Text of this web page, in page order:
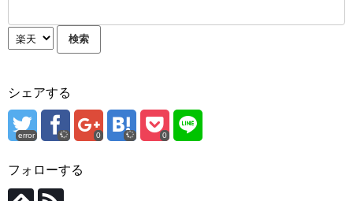
シェアする
error 0 0
フォローする